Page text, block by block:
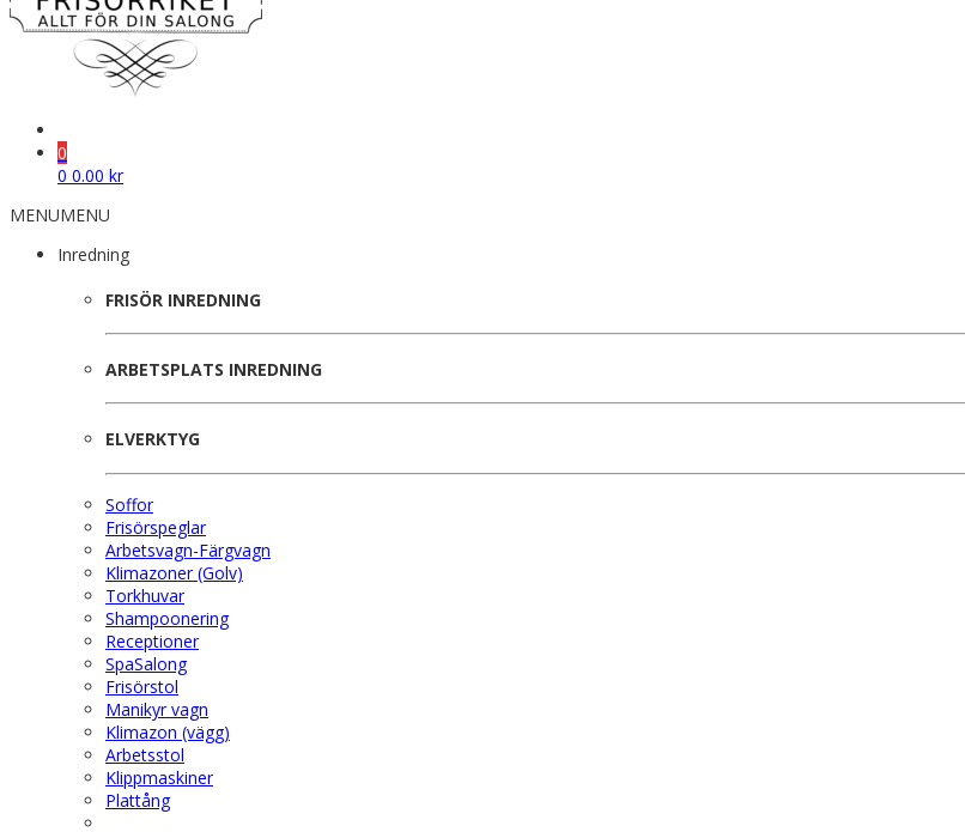
0
0 0.00 kr
MENUMENU
Inredning
FRISÖR INREDNING
ARBETSPLATS INREDNING
ELVERKTYG
Soffor
Frisörspeglar
Arbetsvagn-Färgvagn
Klimazoner (Golv)
Torkhuvar
Shampoonering
Receptioner
SpaSalong
Frisörstol
Manikyr vagn
Klimazon (vägg)
Arbetsstol
Klippmaskiner
Plattång